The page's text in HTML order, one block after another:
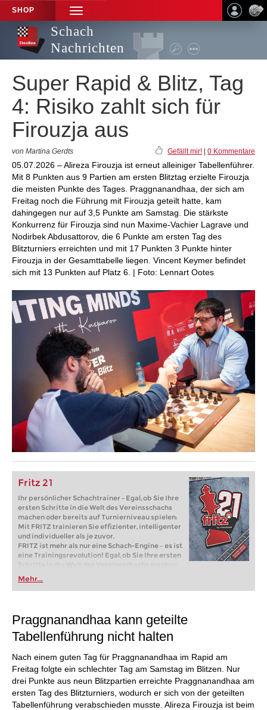
SHOP
TOGGLE
NAVIGATION
Schach
Nachrichten
Super Rapid & Blitz, Tag
4: Risiko zahlt sich für
Firouzja aus
von Martina Gerdts Gefällt mir! 0 Kommentare
05.07.2026 – Alireza Firouzja ist erneut alleiniger Tabellenführer.
Mit 8 Punkten aus 9 Partien am ersten Blitztag erzielte Firouzja
die meisten Punkte des Tages. Praggnanandhaa, der sich am
Freitag noch die Führung mit Firouzja geteilt hatte, kam
dahingegen nur auf 3,5 Punkte am Samstag. Die stärkste
Konkurrenz für Firouzja sind nun Maxime-Vachier Lagrave und
Nodirbek Abdusattorov, die 6 Punkte am ersten Tag des
Blitzturniers erreichten und mit 17 Punkten 3 Punkte hinter
Firouzja in der Gesamttabelle liegen. Vincent Keymer befindet
sich mit 13 Punkten auf Platz 6. | Foto: Lennart Ootes
Fritz 21
Ihr persönlicher Schachtrainer - Egal, ob Sie Ihre
ersten Schritte in die Welt des Vereinsschachs
machen oder bereits auf Turnierniveau spielen:
Mit FRITZ trainieren Sie effizienter, intelligenter
und individueller als je zuvor.
FRITZ ist mehr als nur eine Schach-Engine – es ist
eine Trainingsrevolution! Egal, ob Sie Ihre ersten
Schritte in die Welt des Vereinsschachs machen
oder bereits auf Turnierniveau spielen: Mit
FRITZ trainieren Sie effizienter, intelligenter und
individueller als je zuvor.
Mehr...
Praggnanandhaa kann geteilte
Tabellenführung nicht halten
Nach einem guten Tag für Praggnanandhaa im Rapid am
Freitag folgte ein schlechter Tag am Samstag im Blitzen. Nur
drei Punkte aus neun Blitzpartien erreichte Praggnanandhaa am
ersten Tag des Blitzturniers, wodurch er sich von der geteilten
Tabellenführung verabschieden musste. Alireza Firouzja ist beim